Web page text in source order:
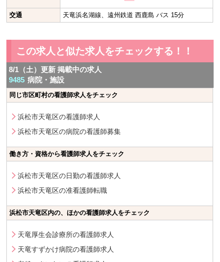
交通 天竜浜名湖線、遠州鉄道 西鹿島 バス 15分
この求人と似た求人をチェックする！！
8/1（土）更新 掲載中の求人
9485 病院・施設
同じ市区町村の看護師求人をチェック
浜松市天竜区の看護師求人
浜松市天竜区の病院の看護師募集
働き方・資格から看護師求人をチェック
浜松市天竜区の日勤の看護師求人
浜松市天竜区の准看護師転職
浜松市天竜区内の、ほかの看護師求人をチェック
天竜厚生会診療所の看護師求人
天竜すずかけ病院の看護師求人